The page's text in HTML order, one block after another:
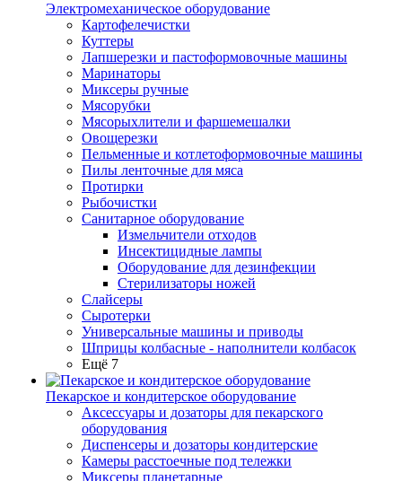
Электромеханическое оборудование
Картофелечистки
Куттеры
Лапшерезки и пастоформовочные машины
Маринаторы
Миксеры ручные
Мясорубки
Мясорыхлители и фаршемешалки
Овощерезки
Пельменные и котлетоформовочные машины
Пилы ленточные для мяса
Протирки
Рыбочистки
Санитарное оборудование
Измельчители отходов
Инсектицидные лампы
Оборудование для дезинфекции
Стерилизаторы ножей
Слайсеры
Сыротерки
Универсальные машины и приводы
Шприцы колбасные - наполнители колбасок
Ещё 7
Пекарское и кондитерское оборудование
Аксессуары и дозаторы для пекарского
оборудования
Диспенсеры и дозаторы кондитерские
Камеры расстоечные под тележки
Миксеры планетарные